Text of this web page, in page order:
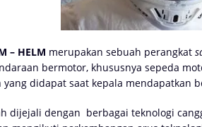
– HELM merupakan sebuah perangkat
bermotor, khususnya sepeda
yang didapat saat kepala mendapatkan
dijejali dengan berbagai teknologi